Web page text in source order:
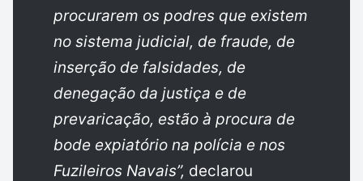
procurarem os podres que existem
no sistema judicial, de fraude, de
inserção de falsidades, de
denegação da justiça e de
prevaricação, estão à procura de
bode expiatório na polícia e nos
Fuzileiros Navais”, declarou